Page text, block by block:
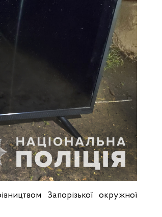
Запорізької окружної